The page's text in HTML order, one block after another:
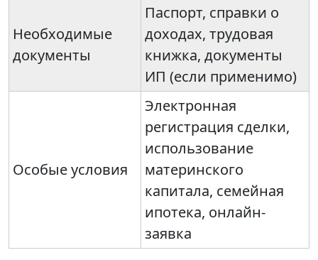
Необходимые
документы
Паспорт, справки о
доходах, трудовая
книжка, документы
ИП (если применимо)
Особые условия
Электронная
регистрация сделки,
использование
материнского
капитала, семейная
ипотека, онлайн-
заявка